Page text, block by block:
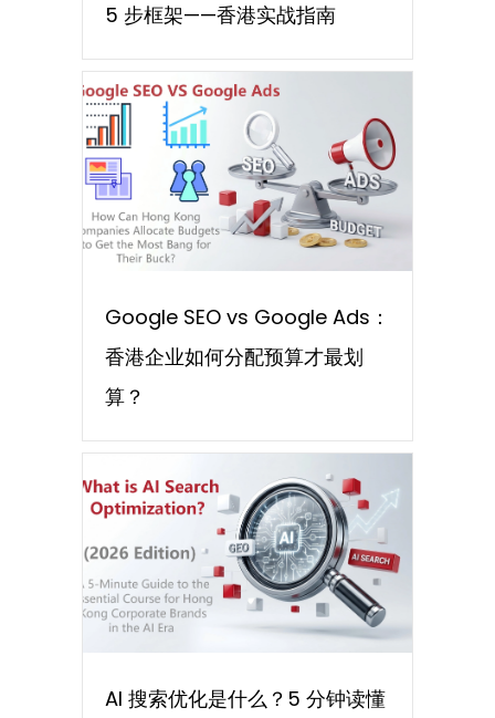
5 步框架——香港实战指南
Google SEO vs Google Ads：
香港企业如何分配预算才最划
算？
AI 搜索优化是什么？5 分钟读懂